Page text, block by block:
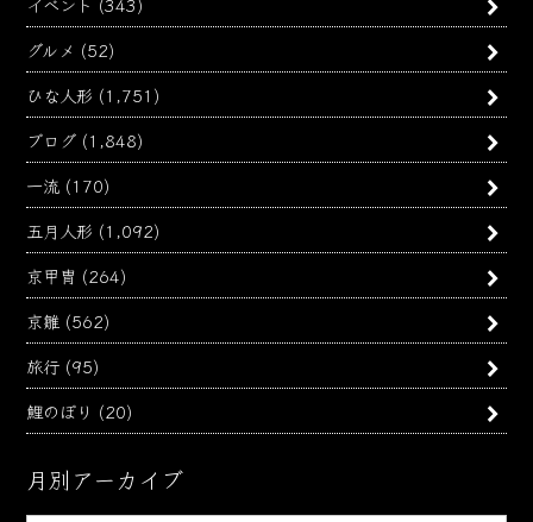
グルメ (52)
ひな人形 (1,751)
ブログ (1,848)
一流 (170)
五月人形 (1,092)
京甲冑 (264)
京雛 (562)
旅行 (95)
鯉のぼり (20)
月別アーカイブ